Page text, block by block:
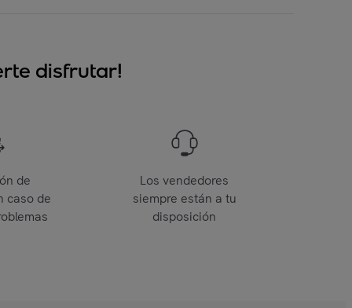
disfrutar!
de
caso de
Los vendedores
siempre están a tu
disposición